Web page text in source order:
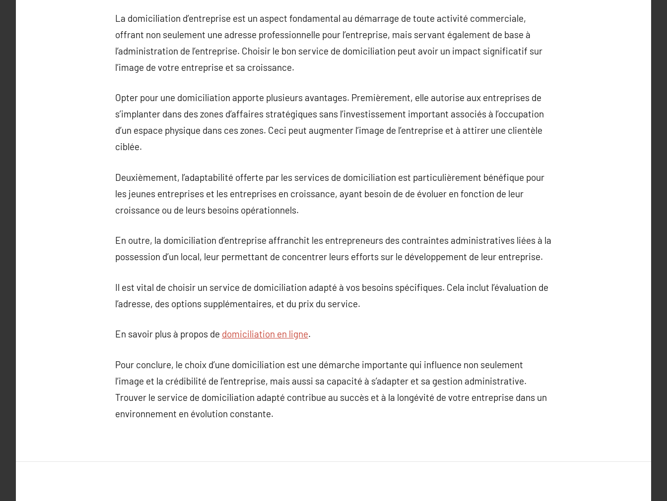
La domiciliation d’entreprise est un aspect fondamental au démarrage de toute activité commerciale,
offrant non seulement une adresse professionnelle pour l’entreprise, mais servant également de base à
l’administration de l’entreprise. Choisir le bon service de domiciliation peut avoir un impact significatif sur
l’image de votre entreprise et sa croissance.
Opter pour une domiciliation apporte plusieurs avantages. Premièrement, elle autorise aux entreprises de
s’implanter dans des zones d’affaires stratégiques sans l’investissement important associés à l’occupation
d’un espace physique dans ces zones. Ceci peut augmenter l’image de l’entreprise et à attirer une clientèle
ciblée.
Deuxièmement, l’adaptabilité offerte par les services de domiciliation est particulièrement bénéfique pour
les jeunes entreprises et les entreprises en croissance, ayant besoin de de évoluer en fonction de leur
croissance ou de leurs besoins opérationnels.
En outre, la domiciliation d’entreprise affranchit les entrepreneurs des contraintes administratives liées à la
possession d’un local, leur permettant de concentrer leurs efforts sur le développement de leur entreprise.
Il est vital de choisir un service de domiciliation adapté à vos besoins spécifiques. Cela inclut l’évaluation de
l’adresse, des options supplémentaires, et du prix du service.
En savoir plus à propos de domiciliation en ligne.
Pour conclure, le choix d’une domiciliation est une démarche importante qui influence non seulement
l’image et la crédibilité de l’entreprise, mais aussi sa capacité à s’adapter et sa gestion administrative.
Trouver le service de domiciliation adapté contribue au succès et à la longévité de votre entreprise dans un
environnement en évolution constante.